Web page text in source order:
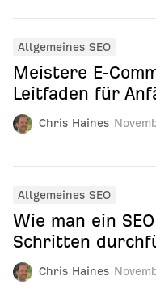
Chris Haines
Allgemeines SEO
Meistere
Leitfaden für
Chris Haines
Allgemeines SEO
Wie man ein
Schritten